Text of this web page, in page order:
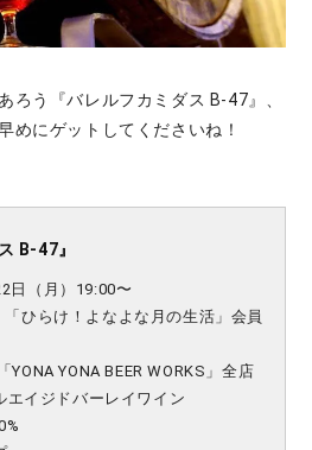
ろう『バレルフカミダス B-47』、
めにゲットしてくださいね！
B-47』
日（月）19:00〜
ひらけ！よなよな月の生活」会員
YONA BEER WORKS」全店
エイジドバーレイワイン